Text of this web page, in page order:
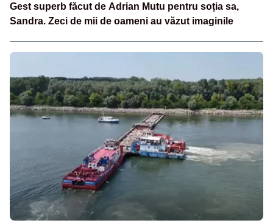
Gest superb făcut de Adrian Mutu pentru soția sa,
Sandra. Zeci de mii de oameni au văzut imaginile